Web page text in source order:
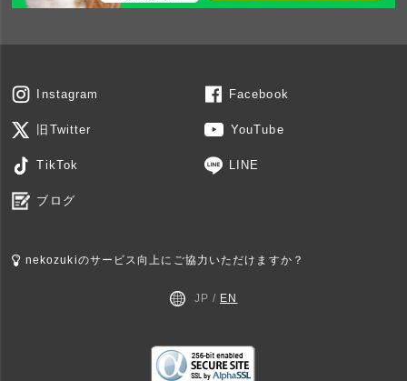
Instagram Facebook
旧Twitter YouTube
TikTok LINE
ブログ
nekozukiのサービス向上にご協力いただけますか？
JP / EN